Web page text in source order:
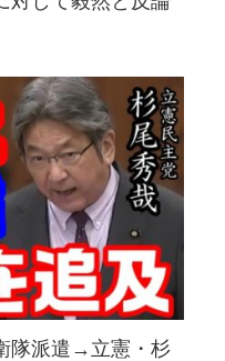
隊派遣→立憲・杉